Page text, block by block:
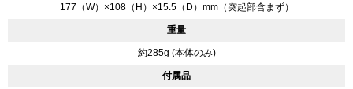
177（W）×108（H）×15.5（D）mm（突起部含まず）
重量
約285g (本体のみ)
付属品